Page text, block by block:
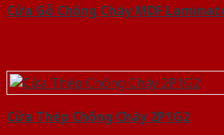
Cửa Gỗ Chống Cháy MDF
Cửa Thép Chống Cháy 2P1G2